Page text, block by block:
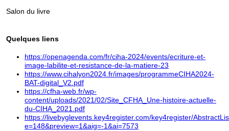
Salon du livre
Quelques liens
https://openagenda.com/fr/ciha-2024/events/ecriture-et-
image-labilite-et-resistance-de-la-matiere-23
https://www.cihalyon2024.fr/images/programmeCIHA2024-
BAT-digital_V2.pdf
https://cfha-web.fr/wp-
content/uploads/2021/02/Site_CFHA_Une-histoire-actuelle-
du-CIHA_2021.pdf
https://livebyglevents.key4register.com/key4register/
e=148&preview=1&aig=-1&ai=7573